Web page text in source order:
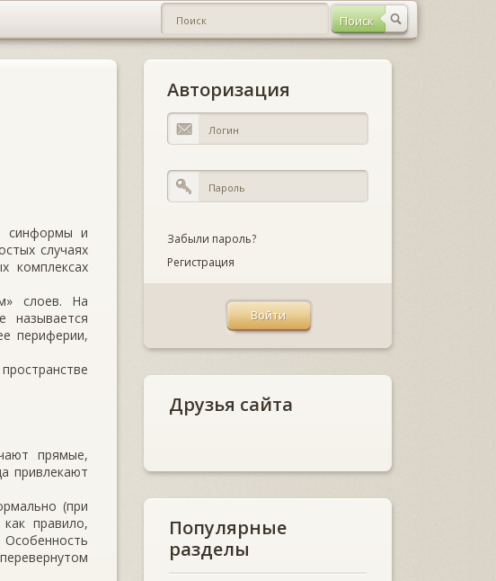
синформы и
случа­ях
комплексах
слоев. На
называется
периферии,
прямые,
привлекают
(при
правило,
Авторизация
Забыли пароль?
Регистрация
Друзья сайта
Популярные
разделы